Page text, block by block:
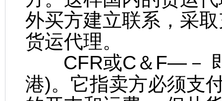
外买方建立联系，采
货运代理。
CFR或C＆F—－
港)。它指卖方必须支